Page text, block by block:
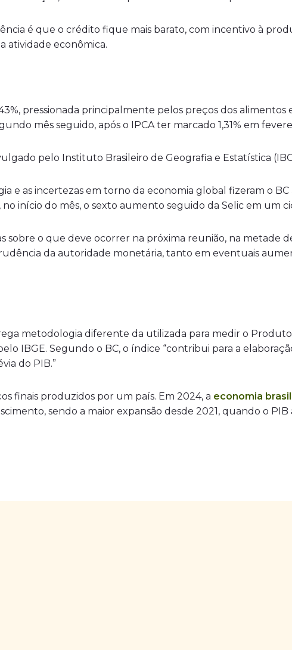
é que o crédito fique mais barato, com incentivo à
atividade econômica.
pressionada principalmente pelos preços dos
mês seguido, após o IPCA ter marcado 1,31% em
pelo Instituto Brasileiro de Geografia e Estatística
e as incertezas em torno da economia global fizeram o
início do mês, o sexto aumento seguido da Selic em um
sobre o que deve ocorrer na próxima reunião, na metade
da autoridade monetária, tanto em eventuais
metodologia diferente da utilizada para medir o
IBGE. Segundo o BC, o índice “contribui para a
do PIB.”
finais produzidos por um país. Em 2024, a economia
sendo a maior expansão desde 2021, quando o PIB